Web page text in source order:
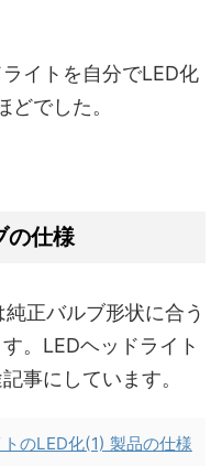
イトを自分でLED化
でした。
の仕様
正バルブ形状に合う
。LEDヘッドライト
事にしています。
のLED化(1) 製品の仕様